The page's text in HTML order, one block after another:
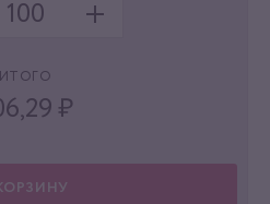
ИТОГО
₽